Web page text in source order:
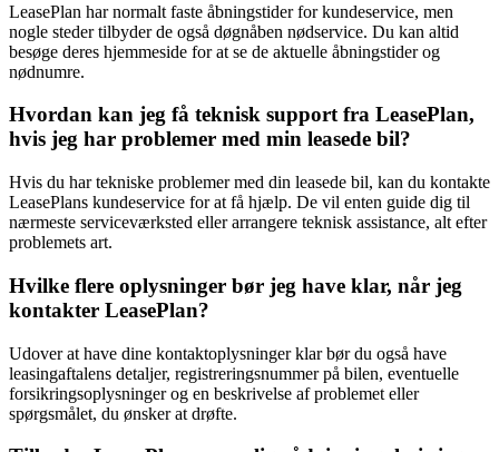
LeasePlan har normalt faste åbningstider for kundeservice, men
nogle steder tilbyder de også døgnåben nødservice. Du kan altid
besøge deres hjemmeside for at se de aktuelle åbningstider og
nødnumre.
Hvordan kan jeg få teknisk support fra LeasePlan,
hvis jeg har problemer med min leasede bil?
Hvis du har tekniske problemer med din leasede bil, kan du kontakte
LeasePlans kundeservice for at få hjælp. De vil enten guide dig til
nærmeste serviceværksted eller arrangere teknisk assistance, alt efter
problemets art.
Hvilke flere oplysninger bør jeg have klar, når jeg
kontakter LeasePlan?
Udover at have dine kontaktoplysninger klar bør du også have
leasingaftalens detaljer, registreringsnummer på bilen, eventuelle
forsikringsoplysninger og en beskrivelse af problemet eller
spørgsmålet, du ønsker at drøfte.